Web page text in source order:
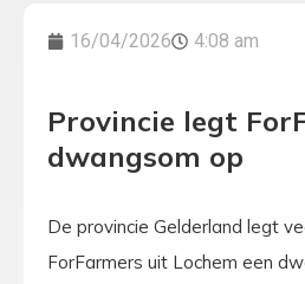
16/04/2026 4:08 am
Provincie legt
dwangsom op
De provincie Gelderland legt
ForFarmers uit Lochem een